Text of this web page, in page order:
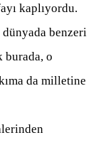
kaplıyordu.
benzeri
burada, o
da milletine